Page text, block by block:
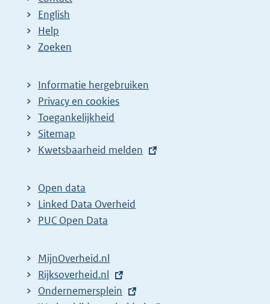
English
Help
Zoeken
Informatie hergebruiken
Privacy en cookies
Toegankelijkheid
Sitemap
E
t
e
r
l
i
n
Kwetsbaarheid melden
Open data
Linked Data Overheid
PUC Open Data
MijnOverheid.nl
E
x
Rijksoverheid.nl
E
Ondernemersplein